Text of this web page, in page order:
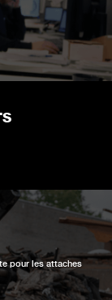
pour les attaches